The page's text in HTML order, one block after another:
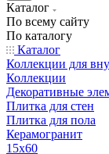
Каталог
По всему сайту
По каталогу
Каталог
Коллекции для
Коллекции
Декоративные
Плитка для стен
Плитка для пола
Керамогранит
15х60